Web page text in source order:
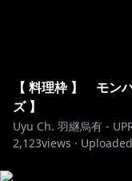
【 料理枠 】 モ
ズ 】
Uyu Ch. 羽継烏有 -
2,123views · Uploaded